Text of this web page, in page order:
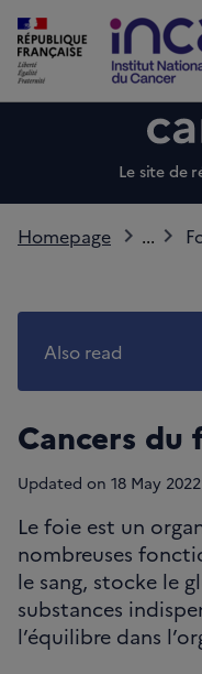
Le site de
Homepage ...
Also read
Cancers du
Updated on 18 May 2022
Le foie est un
nombreuses
le sang, stocke le
substances
l’équilibre dans